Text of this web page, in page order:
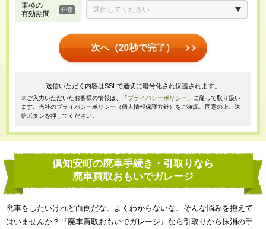
車検の
有効期間
次へ（20秒で完了）
送信いただく内容はSSLで適切に暗号化され保護されます。
※ご入力いただいたお客様の情報は、「プライバシーポリシー 」に従って取り扱い
ます。当社のプライバシーポリシー（個人情報保護方針）をご確認、同意の上、送
信ボタンを押してください。
倶知安町の廃車手続き・引取りなら
廃車買取おもいでガレージ
廃車をしたいけれど面倒だな、よくわからないな、そんな悩みを抱えて
はいませんか？『廃車買取おもいでガレージ』なら引取りから抹消の手